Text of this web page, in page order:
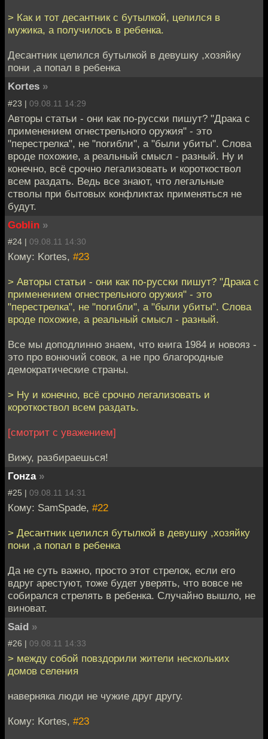
> Как и тот десантник с бутылкой, целился в
мужика, а получилось в ребенка.
Десантник целился бутылкой в девушку ,хозяйку
пони ,а попал в ребенка
Kortes »
#23 | 09.08.11 14:29
Авторы статьи - они как по-русски пишут? "Драка с
применением огнестрельного оружия" - это
"перестрелка", не "погибли", а "были убиты". Слова
вроде похожие, а реальный смысл - разный. Ну и
конечно, всё срочно легализовать и короткоствол
всем раздать. Ведь все знают, что легальные
стволы при бытовых конфликтах применяться не
будут.
Goblin »
#24 | 09.08.11 14:30
Кому: Kortes, #23
> Авторы статьи - они как по-русски пишут? "Драка с
применением огнестрельного оружия" - это
"перестрелка", не "погибли", а "были убиты". Слова
вроде похожие, а реальный смысл - разный.
Все мы доподлинно знаем, что книга 1984 и новояз -
это про вонючий совок, а не про благородные
демократические страны.
> Ну и конечно, всё срочно легализовать и
короткоствол всем раздать.
[смотрит с уважением]
Вижу, разбираешься!
Гонzа »
#25 | 09.08.11 14:31
Кому: SamSpade, #22
> Десантник целился бутылкой в девушку ,хозяйку
пони ,а попал в ребенка
Да не суть важно, просто этот стрелок, если его
вдруг арестуют, тоже будет уверять, что вовсе не
собирался стрелять в ребенка. Случайно вышло, не
виноват.
Said »
#26 | 09.08.11 14:33
> между собой повздорили жители нескольких
домов селения
наверняка люди не чужие друг другу.
Кому: Kortes, #23